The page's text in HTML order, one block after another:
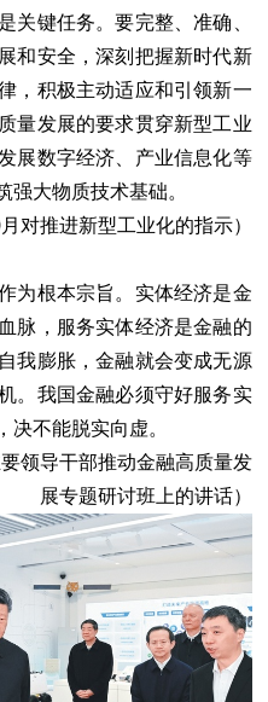
关键任务。要完整、准确、
和安全，深刻把握新时代新
，积极主动适应和引领新一
量发展的要求贯穿新型工业
展数字经济、产业信息化等
强大物质技术基础。
推进新型工业化的指示）
根本宗旨。实体经济是金
脉，服务实体经济是金融的
我膨胀，金融就会变成无源
。我国金融必须守好服务实
决不能脱实向虚。
要领导干部推动金融高质量发
展专题研讨班上的讲话）